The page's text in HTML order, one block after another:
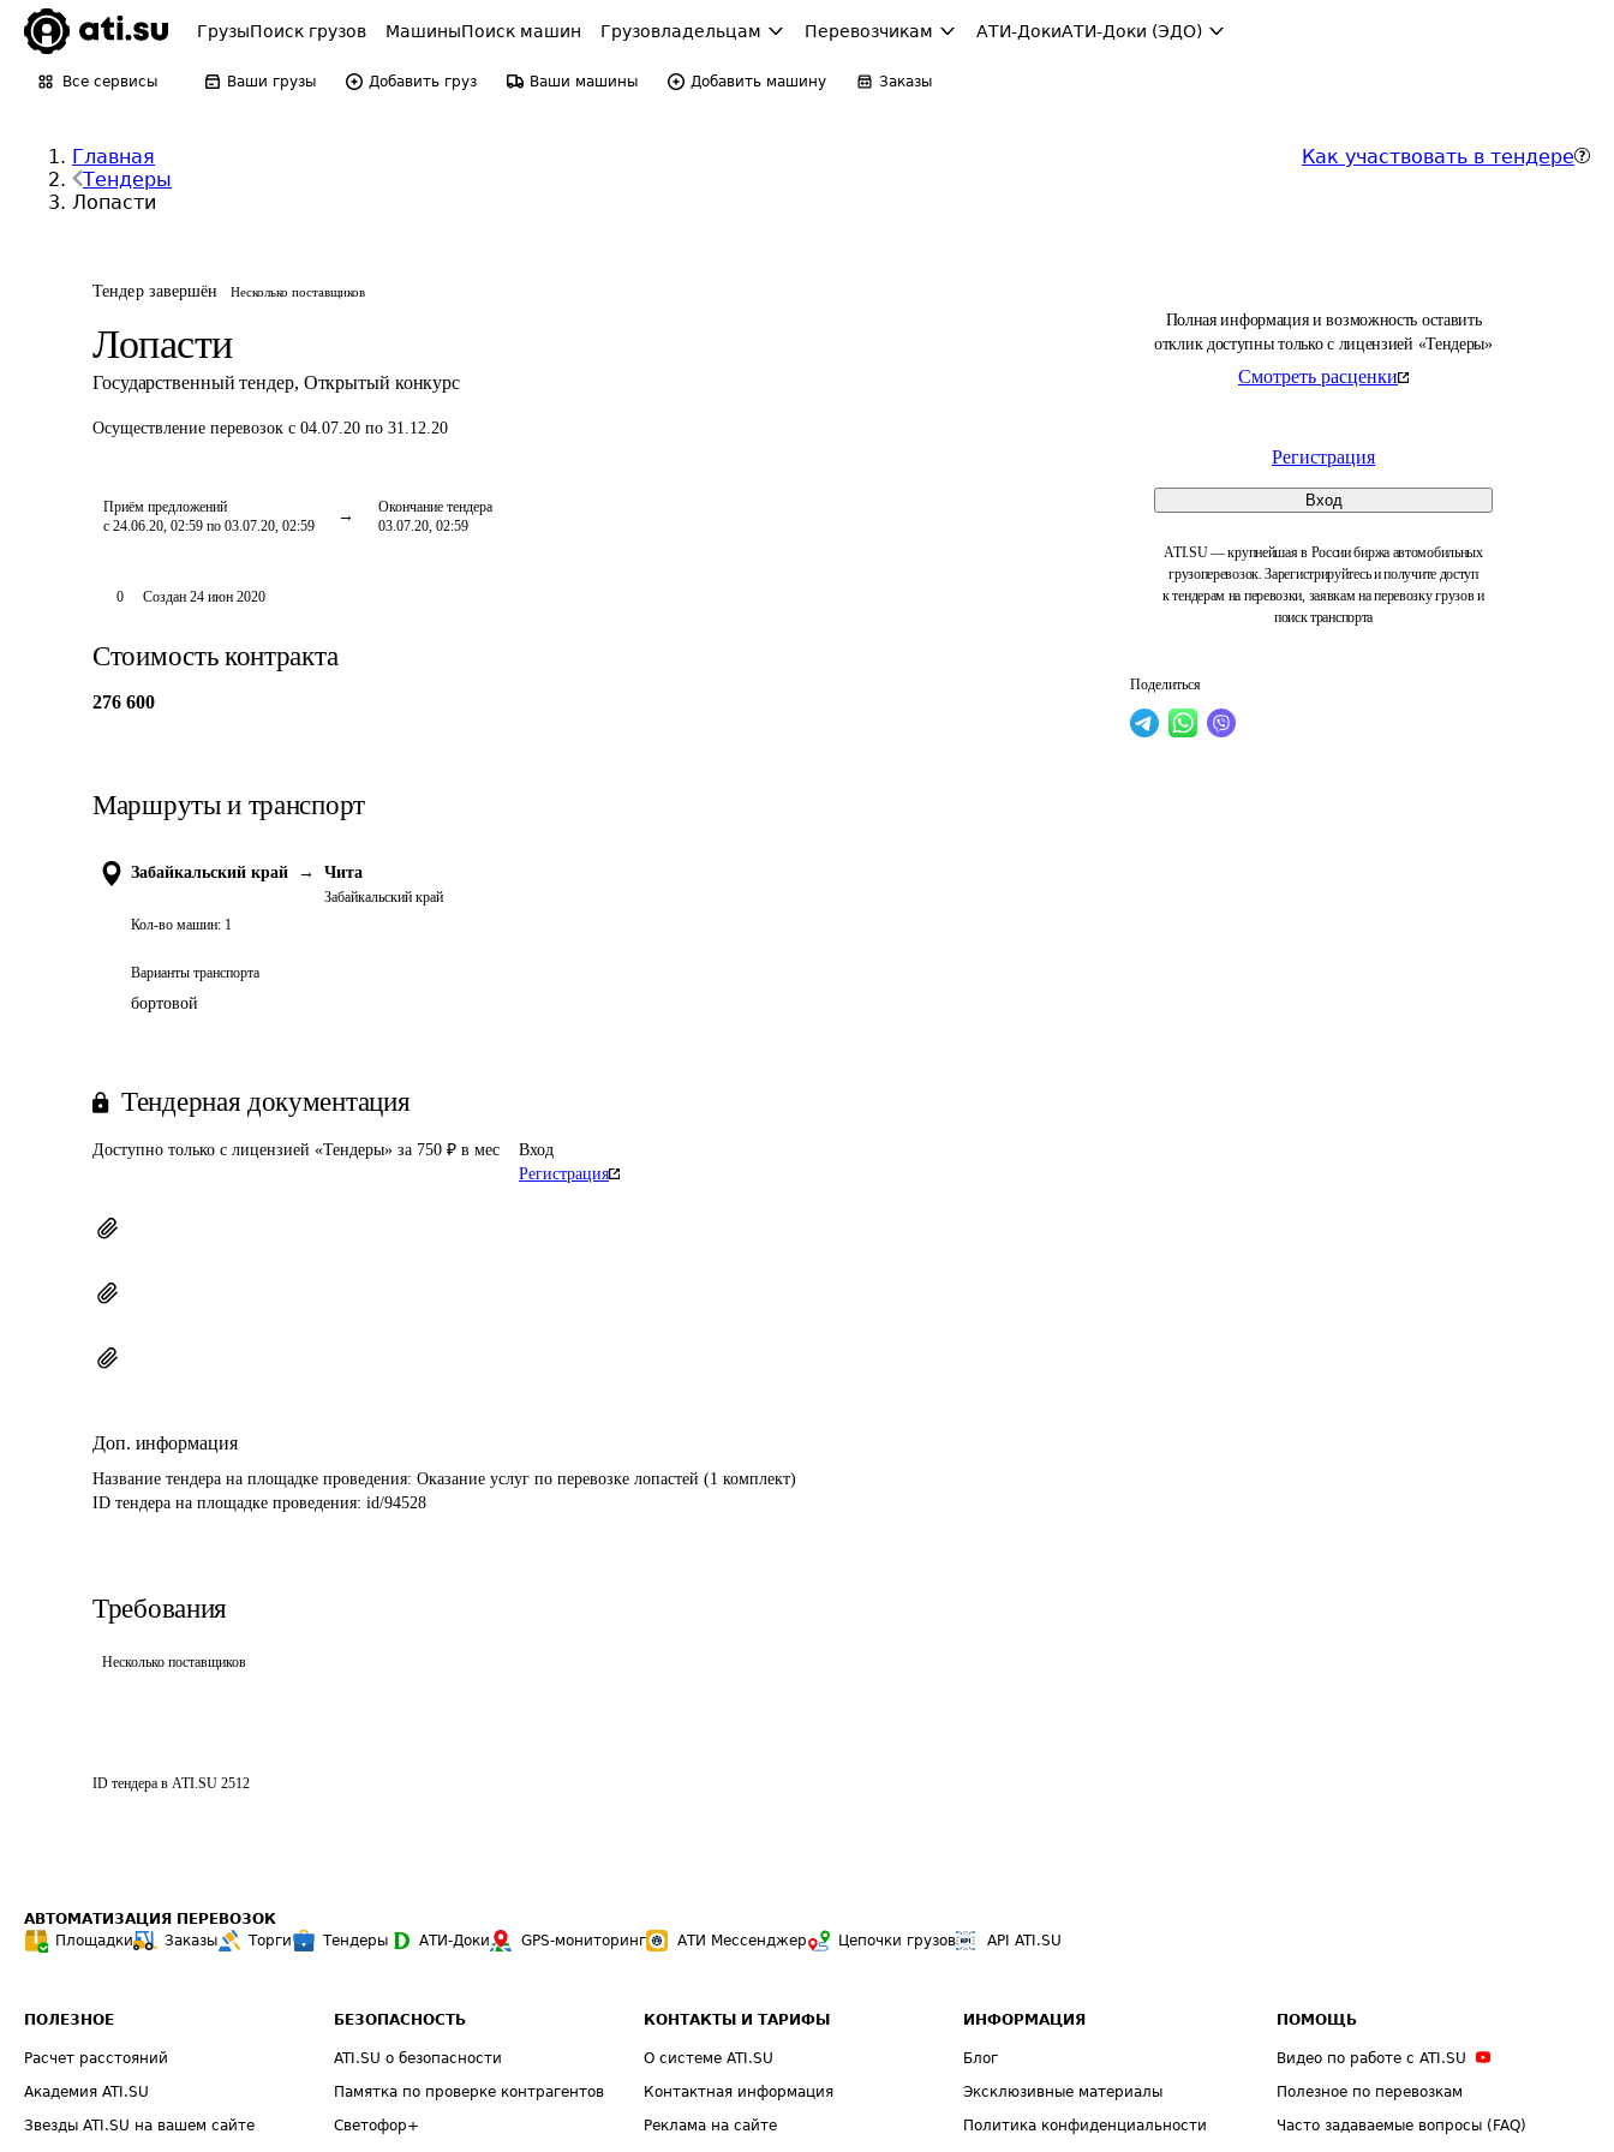
ГрузыПоиск грузов МашиныПоиск машин Грузовладельцам Перевозчикам АТИ-ДокиАТИ-Доки (ЭДО)
Все сервисы Ваши грузы Добавить груз Ваши машины Добавить машину Заказы
Главная
Тендеры
Лопасти
Как участвовать в тендере
Тендер завершён Несколько поставщиков
Лопасти
Государственный тендер, Открытый конкурс
Осуществление перевозок с 04.07.20 по 31.12.20
Приём предложений
с 24.06.20, 02:59 по 03.07.20, 02:59
Окончание тендера
03.07.20, 02:59
Полная информация и возможность оставить
отклик доступны только с лицензией «Тендеры»
Смотреть расценки
Регистрация
Вход
ATI.SU — крупнейшая в России биржа автомобильных
грузоперевозок. Зарегистрируйтесь и получите доступ
к тендерам на перевозки, заявкам на перевозку грузов и
поиск транспорта
Поделиться
0 Создан 24 июн 2020
Стоимость контракта
276 600
Маршруты и транспорт
Забайкальский край → Чита
Забайкальский край
Кол-во машин: 1
Варианты транспорта
бортовой
Тендерная документация
Доступно только с лицензией «Тендеры» за 750 ₽ в мес
Вход
Регистрация
Доп. информация
Название тендера на площадке проведения: Оказание услуг по перевозке лопастей (1 комплект)
ID тендера на площадке проведения: id/94528
Требования
Несколько поставщиков
ID тендера в ATI.SU 2512
АВТОМАТИЗАЦИЯ ПЕРЕВОЗОК
Площадки
Заказы Торги Тендеры АТИ-Доки GPS-мониторинг АТИ Мессенджер Цепочки грузов API ATI.SU
ПОЛЕЗНОЕ
Расчет расстояний
Академия ATI.SU
Звезды ATI.SU на вашем сайте
БЕЗОПАСНОСТЬ
ATI.SU о безопасности
Памятка по проверке контрагентов
Светофор+
КОНТАКТЫ И ТАРИФЫ
О системе ATI.SU
Контактная информация
Реклама на сайте
ИНФОРМАЦИЯ
Блог
Эксклюзивные материалы
Политика конфиденциальности
ПОМОЩЬ
Видео по работе с ATI.SU
Полезное по перевозкам
Часто задаваемые вопросы (FAQ)